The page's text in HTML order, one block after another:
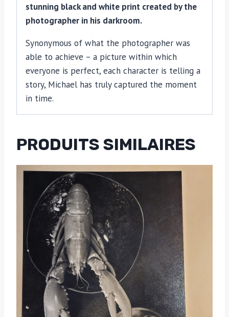
stunning black and white print created by the
photographer in his darkroom.
Synonymous of what the photographer was
able to achieve – a picture within which
everyone is perfect, each character is telling a
story, Michael has truly captured the moment
in time.
PRODUITS SIMILAIRES